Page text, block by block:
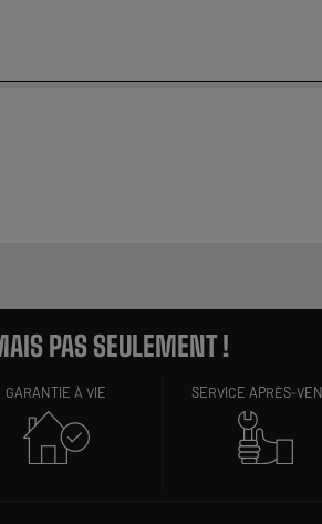
PAS SEULEMENT !
GARANTIE À VIE SERVICE APRÈS-